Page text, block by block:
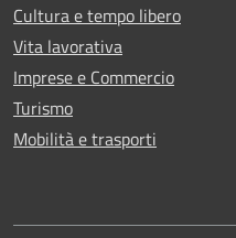
Cultura e tempo libero
Vita lavorativa
Imprese e Commercio
Turismo
Mobilità e trasporti